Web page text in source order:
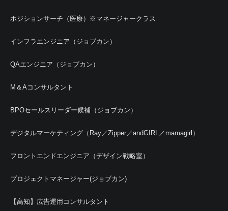
ポジションサーチ（医療）※マネージャークラス
インフラエンジニア（ジョブカン）
QAエンジニア（ジョブカン）
M＆Aコンサルタント
BPOセールスリーダー候補（ジョブカン）
デジタルマーケティング（Ray／Zipper／andGIRL／mamagirl）
フロントエンドエンジニア（デザイン戦略室）
プロジェクトマネージャー(ジョブカン)
【高知】広告運用コンサルタント